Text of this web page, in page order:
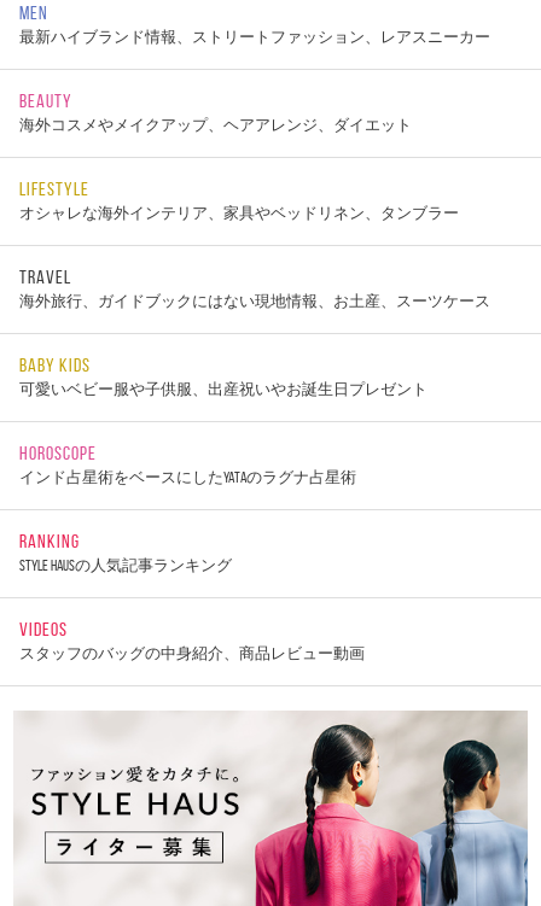
MEN
最新ハイブランド情報、ストリートファッション、レアスニーカー
BEAUTY
海外コスメやメイクアップ、ヘアアレンジ、ダイエット
LIFESTYLE
オシャレな海外インテリア、家具やベッドリネン、タンブラー
TRAVEL
海外旅行、ガイドブックにはない現地情報、お土産、スーツケース
BABY KIDS
可愛いベビー服や子供服、出産祝いやお誕生日プレゼント
HOROSCOPE
インド占星術をベースにしたYATAのラグナ占星術
RANKING
STYLE HAUSの人気記事ランキング
VIDEOS
スタッフのバッグの中身紹介、商品レビュー動画